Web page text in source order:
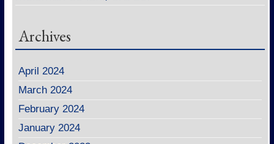
Archives
April 2024
March 2024
February 2024
January 2024